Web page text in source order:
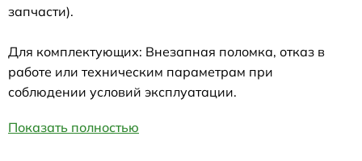
запчасти).
Для комплектующих: Внезапная поломка, отказ в
работе или техническим параметрам при
соблюдении условий эксплуатации.
Показать полностью